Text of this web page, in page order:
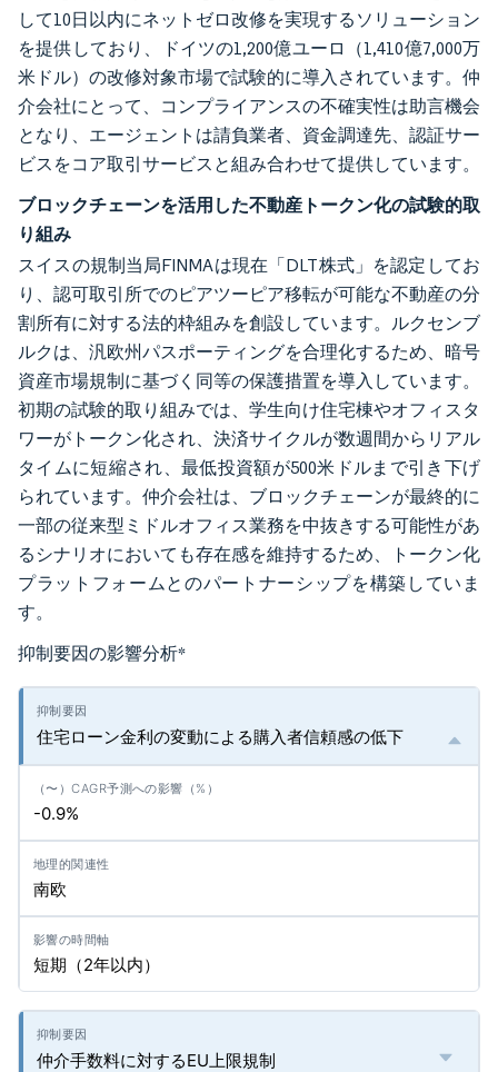
して10日以内にネットゼロ改修を実現するソリューション
を提供しており、ドイツの1,200億ユーロ（1,410億7,000万
米ドル）の改修対象市場で試験的に導入されています。仲
介会社にとって、コンプライアンスの不確実性は助言機会
となり、エージェントは請負業者、資金調達先、認証サー
ビスをコア取引サービスと組み合わせて提供しています。
ブロックチェーンを活用した不動産トークン化の試験的取
り組み
スイスの規制当局FINMAは現在「DLT株式」を認定してお
り、認可取引所でのピアツーピア移転が可能な不動産の分
割所有に対する法的枠組みを創設しています。ルクセンブ
ルクは、汎欧州パスポーティングを合理化するため、暗号
資産市場規制に基づく同等の保護措置を導入しています。
初期の試験的取り組みでは、学生向け住宅棟やオフィスタ
ワーがトークン化され、決済サイクルが数週間からリアル
タイムに短縮され、最低投資額が500米ドルまで引き下げ
られています。仲介会社は、ブロックチェーンが最終的に
一部の従来型ミドルオフィス業務を中抜きする可能性があ
るシナリオにおいても存在感を維持するため、トークン化
プラットフォームとのパートナーシップを構築していま
す。
抑制要因の影響分析*
住宅ローン金利の変動による購入者信頼感の低下
-0.9%
南欧
短期（2年以内）
仲介手数料に対するEU上限規制